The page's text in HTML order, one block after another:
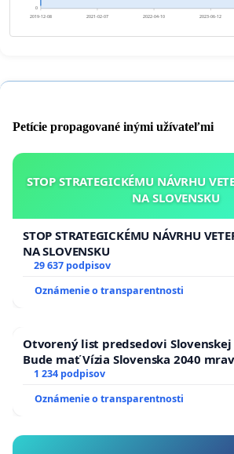
0
2019-12-08 2021-02-07 2022-04-10 2023-06-12
Petície propagované inými užívateľmi
STOP STRATEGICKÉMU NÁVRHU
NA SLOVENSKU
STOP STRATEGICKÉMU NÁVRHU
NA SLOVENSKU
29 637 podpisov
Oznámenie o transparentnosti
Otvorený list predsedovi
Bude mať Vízia Slovenska 2040
1 234 podpisov
Oznámenie o transparentnosti